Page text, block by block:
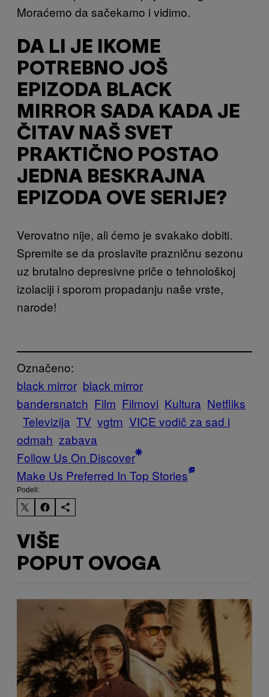
Moraćemo da sačekamo i vidimo.
DA LI JE IKOME
POTREBNO JOŠ
EPIZODA BLACK
MIRROR SADA KADA JE
ČITAV NAŠ SVET
PRAKTIČNO POSTAO
JEDNA BESKRAJNA
EPIZODA OVE SERIJE?
Verovatno nije, ali ćemo je svakako dobiti.
Spremite se da proslavite prazničnu sezonu
uz brutalno depresivne priče o tehnološkoj
izolaciji i sporom propadanju naše vrste,
narode!
Označeno:
black mirror black mirror
bandersnatch Film Filmovi Kultura Netfliks
Televizija TV vgtrn VICE vodič za sad i
odmah zabava
Follow Us On Discover
Make Us Preferred In Top Stories
Podeli:
VIŠE
POPUT OVOGA